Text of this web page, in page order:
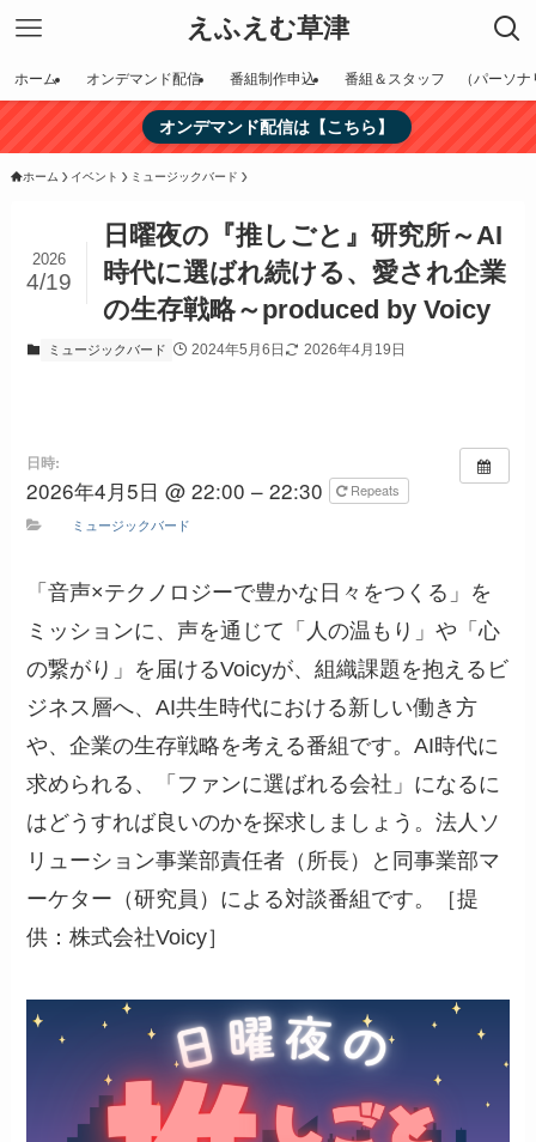
えふえむ草津
ホーム オンデマンド配信 番組制作申込 番組＆スタッフ （パーソナ
オンデマンド配信は【こちら】
ホーム イベント ミュージックバード
日曜夜の『推しごと』研究所～AI
時代に選ばれ続ける、愛され企業
の生存戦略～produced by Voicy
2026
4/19
ミュージックバード 2024年5月6日 2026年4月19日
日時:
2026年4月5日 @ 22:00 – 22:30
Repeats
ミュージックバード
「音声×テクノロジーで豊かな日々をつくる」を
ミッションに、声を通じて「人の温もり」や「心
の繋がり」を届けるVoicyが、組織課題を抱えるビ
ジネス層へ、AI共生時代における新しい働き方
や、企業の生存戦略を考える番組です。AI時代に
求められる、「ファンに選ばれる会社」になるに
はどうすれば良いのかを探求しましょう。法人ソ
リューション事業部責任者（所長）と同事業部マ
ーケター（研究員）による対談番組です。［提
供：株式会社Voicy］